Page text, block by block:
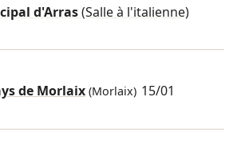
d'Arras(Salle à l'italienne)
de Morlaix(Morlaix) 15/01